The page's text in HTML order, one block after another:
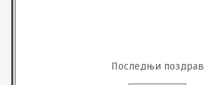
Последњи поздрав